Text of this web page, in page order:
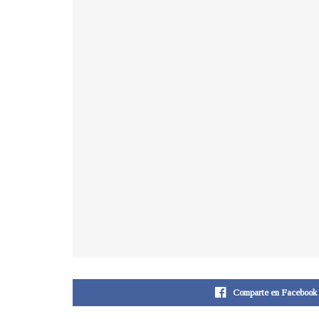
Comparte en Facebook